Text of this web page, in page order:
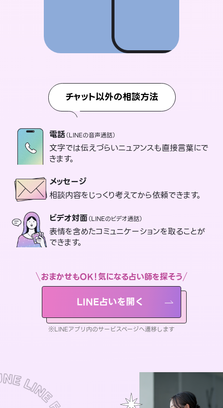
チャット以外の相談方法
電話（LINEの音声通話）
文字では伝えづらいニュアンスも直接言葉にで
きます。
メッセージ
相談内容をじっくり考えてから依頼できます。
ビデオ対面（LINEのビデオ通話）
表情を含めたコミュニケーションを取ることが
できます。
おまかせもOK！気になる占い師を探そう
LINE占いを開く
※LINEアプリ内のサービスページへ遷移します